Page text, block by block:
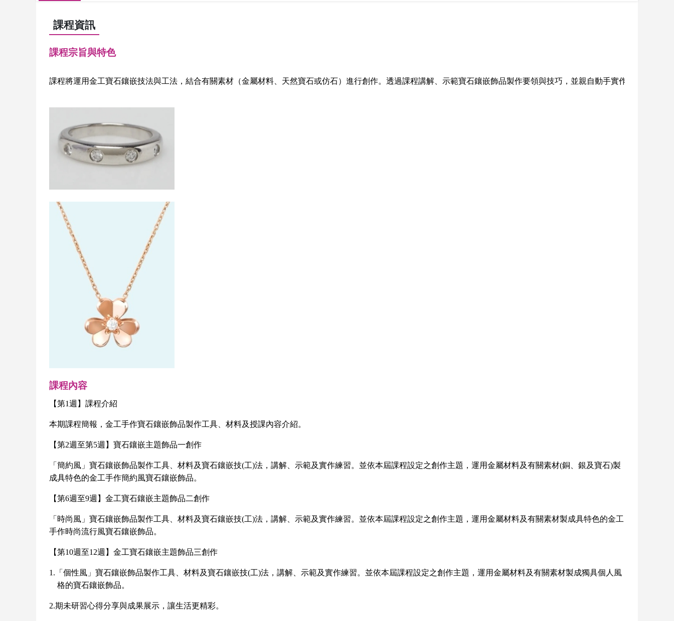
課程資訊
課程宗旨與特色
課程將運用金工寶石鑲嵌技法與工法，結合有關素材（金屬材料、天然寶石或仿石）進行創作。透過課程講解、示範寶石鑲嵌飾品製作要領與技巧，並親自動手實作、體驗及鼓
課程內容
【第1週】課程介紹
本期課程簡報，金工手作寶石鑲嵌飾品製作工具、材料及授課內容介紹。
【第2週至第5週】寶石鑲嵌主題飾品一創作
「簡約風」寶石鑲嵌飾品製作工具、材料及寶石鑲嵌技(工)法，講解、示範及實作練習。並依本屆課程設定之創作主題，運用金屬材料及有關素材(銅、銀及寶石)製
成具特色的金工手作簡約風寶石鑲嵌飾品。
【第6週至9週】金工寶石鑲嵌主題飾品二創作
「時尚風」寶石鑲嵌飾品製作工具、材料及寶石鑲嵌技(工)法，講解、示範及實作練習。並依本屆課程設定之創作主題，運用金屬材料及有關素材製成具特色的金工
手作時尚流行風寶石鑲嵌飾品。
【第10週至12週】金工寶石鑲嵌主題飾品三創作
1. 「個性風」寶石鑲嵌飾品製作工具、材料及寶石鑲嵌技(工)法，講解、示範及實作練習。並依本屆課程設定之創作主題，運用金屬材料及有關素材製成獨具個人風
格的寶石鑲嵌飾品。
2.期未研習心得分享與成果展示，讓生活更精彩。